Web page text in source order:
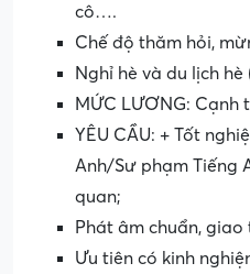
cô….
Chế độ thăm hỏi,
Nghỉ hè và du lịch
MỨC LƯƠNG: Cạnh
YÊU CẦU: + Tốt
Anh/Sư phạm Tiếng
quan;
Phát âm chuẩn,
Ưu tiên có kinh